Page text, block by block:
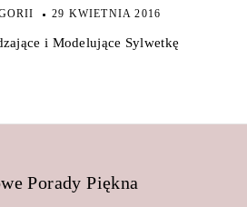
29 KWIETNIA 2016
i Modelujące Sylwetkę
Porady Piękna